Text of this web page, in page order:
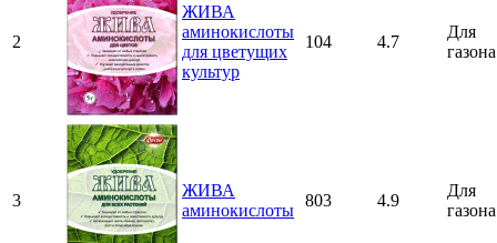
2
ЖИВА
аминокислоты
для цветущих
культур
104 4.7
Для
газона
3
ЖИВА
аминокислоты
803 4.9
Для
газона